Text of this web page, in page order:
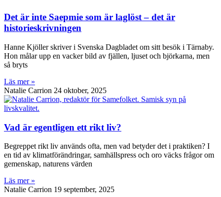
Det är inte Saepmie som är laglöst – det är
historieskrivningen
Hanne Kjöller skriver i Svenska Dagbladet om sitt besök i Tärnaby.
Hon målar upp en vacker bild av fjällen, ljuset och björkarna, men
så bryts
Läs mer »
Natalie Carrion 24 oktober, 2025
Vad är egentligen ett rikt liv?
Begreppet rikt liv används ofta, men vad betyder det i praktiken? I
en tid av klimatförändringar, samhällspress och oro väcks frågor om
gemenskap, naturens värden
Läs mer »
Natalie Carrion 19 september, 2025